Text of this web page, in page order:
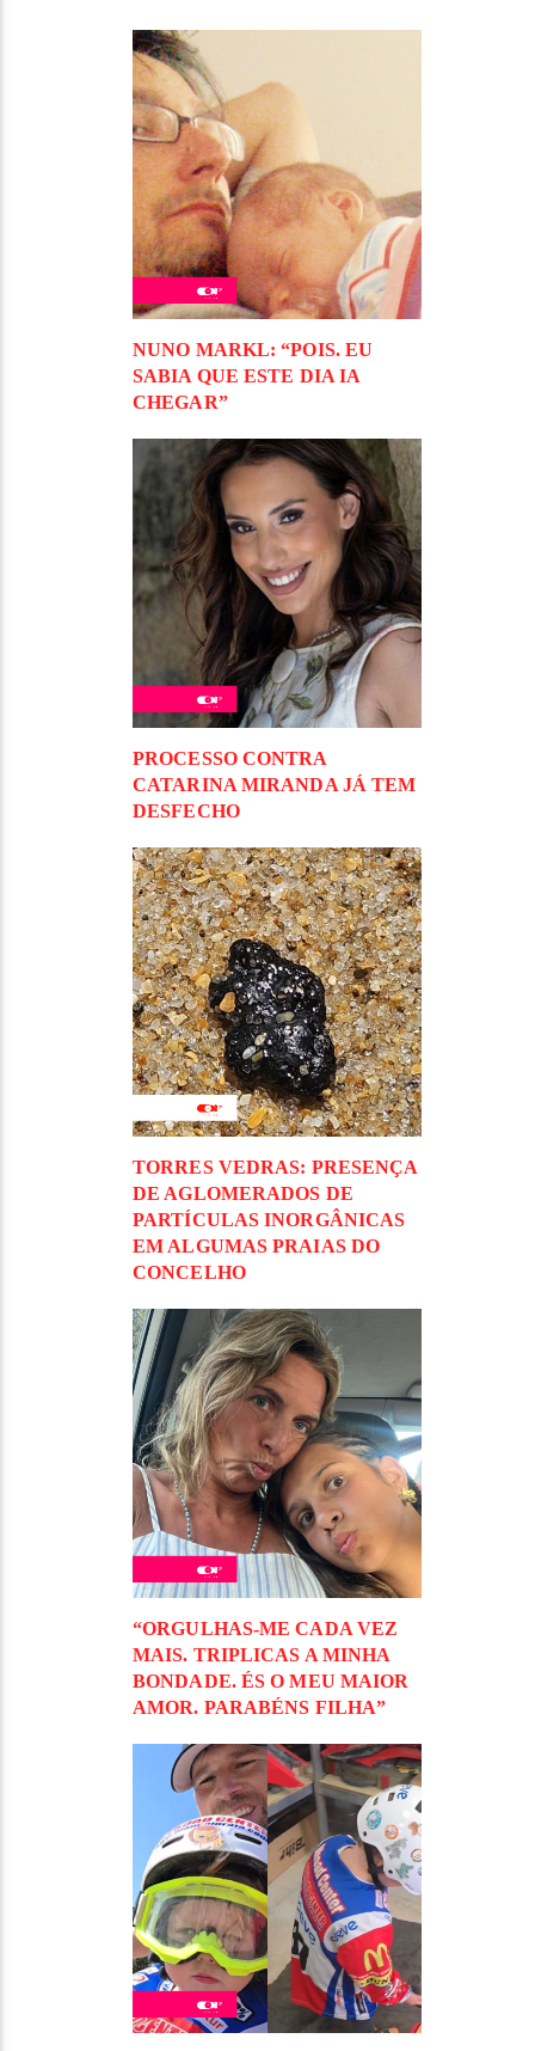
NUNO MARKL: “POIS. EU
SABIA QUE ESTE DIA IA
CHEGAR”
PROCESSO CONTRA
CATARINA MIRANDA JÁ TEM
DESFECHO
TORRES VEDRAS: PRESENÇA
DE AGLOMERADOS DE
PARTÍCULAS INORGÂNICAS
EM ALGUMAS PRAIAS DO
CONCELHO
“ORGULHAS-ME CADA VEZ
MAIS. TRIPLICAS A MINHA
BONDADE. ÉS O MEU MAIOR
AMOR. PARABÉNS FILHA”